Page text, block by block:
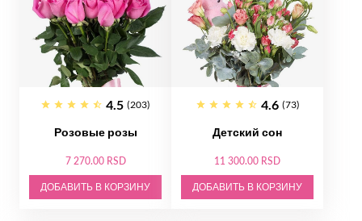
4.5 (203)
Розовые розы
7 270.00 RSD
ДОБАВИТЬ В КОРЗИНУ
4.6 (73)
Детский сон
11 300.00 RSD
ДОБАВИТЬ В КОРЗИНУ